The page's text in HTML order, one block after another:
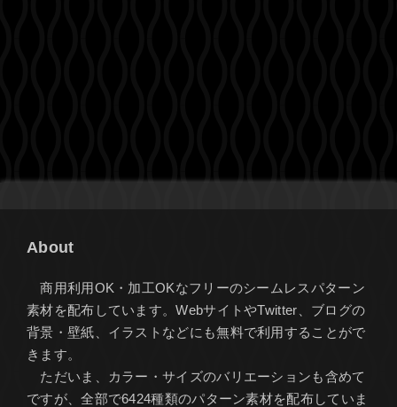
About
商用利用OK・加工OKなフリーのシームレスパターン
素材を配布しています。WebサイトやTwitter、ブログの
背景・壁紙、イラストなどにも無料で利用することがで
きます。
ただいま、カラー・サイズのバリエーションも含めて
ですが、全部で6424種類のパターン素材を配布していま